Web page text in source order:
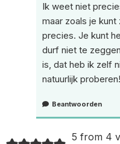
Ik weet niet
maar zoals je
precies. Je kunt
durf niet te
is, dat heb ik zelf
natuurlijk
Beantwoorden
5 from 4